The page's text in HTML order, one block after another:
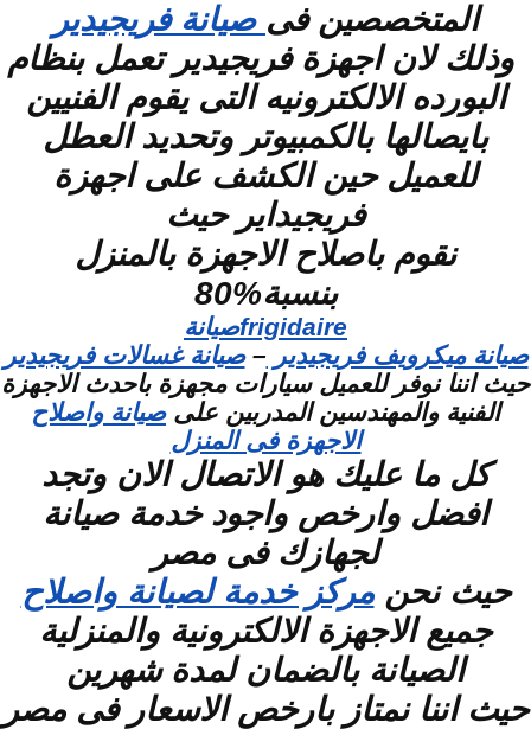
المتخصصين فى صيانة فريجيدير
وذلك لان اجهزة فريجيدير تعمل بنظام
البورده الالكترونيه التى يقوم الفنيين
بايصالها بالكمبيوتر وتحديد العطل
للعميل حين الكشف على اجهزة
فريجيداير حيث
نقوم باصلاح الاجهزة بالمنزل
بنسبة%80
frigidaireصيانة
صيانة ميكرويف فريجيدير –صيانة غسالات فريجيدير
حيث اننا نوفر للعميل سيارات مجهزة باحدث الاجهزة
الفنية والمهندسين المدربين علىصيانة واصلاح
الاجهزة فى المنزل
كل ما عليك هو الاتصال الان وتجد
افضل وارخص واجود خدمة صيانة
لجهازك فى مصر
حيث نحنمركز خدمة لصيانة واصلاح
جميع الاجهزة الالكترونية والمنزلية
الصيانة بالضمان لمدة شهرين
حيث اننا نمتاز بارخص الاسعار فى مصر